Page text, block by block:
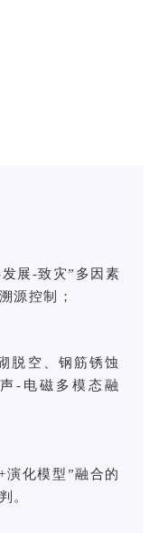
展-致灾”多因素
源控制；
脱空、钢筋锈蚀
-电磁多模态融
化模型”融合的
。